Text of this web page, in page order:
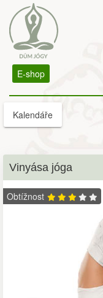
E-shop
Kalendáře
Vinyása jóga
Obtížnost